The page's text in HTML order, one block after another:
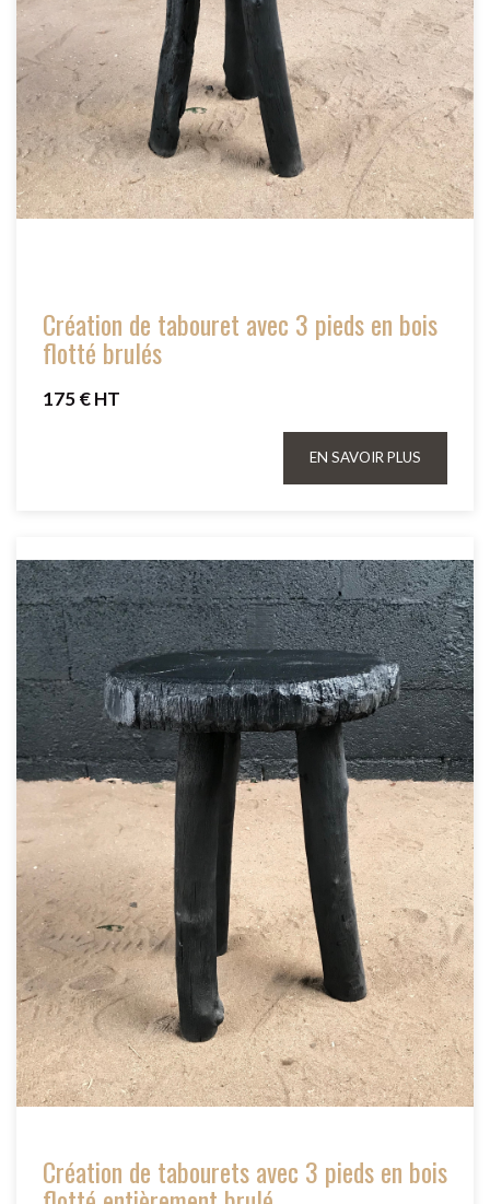
Création de tabouret avec 3 pieds en bois
flotté brulés
175 € HT
EN SAVOIR PLUS
Création de tabourets avec 3 pieds en bois